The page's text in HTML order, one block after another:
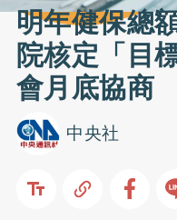
明年健保總
院核定「目
會月底協商
中央社